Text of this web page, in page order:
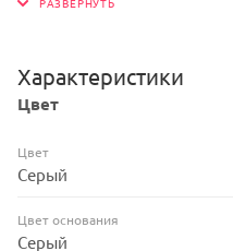
и предпочтения. Каркас
Благодаря своей
любой интерьер и станет
Характеристики
Цвет
Цвет
Серый
Цвет основания
Серый